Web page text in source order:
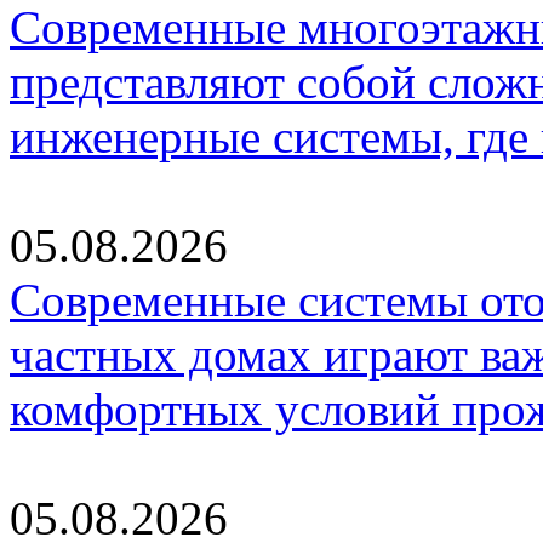
Современные
представляют собой
инженерные системы,
05.08.2026
Современные системы
частных домах играют
комфортных условий
05.08.2026